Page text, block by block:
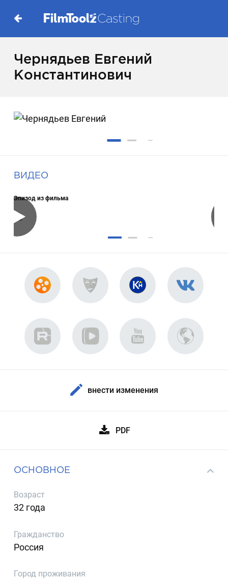
Чернядьев Евгений
Константинович
ВИДЕО
Эпизод из фильма
внести изменения
PDF
ОСНОВНОЕ
Возраст
32 года
Гражданство
Россия
Город проживания